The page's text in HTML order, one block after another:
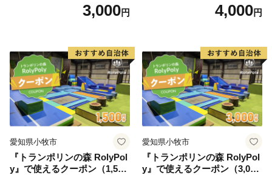
3,000円 4,000円
愛知県小牧市
『トランポリンの森 RolyPol
y』で使えるクーポン（1,500
愛知県小牧市
『トランポリンの森 RolyPol
y』で使えるクーポン（3,000